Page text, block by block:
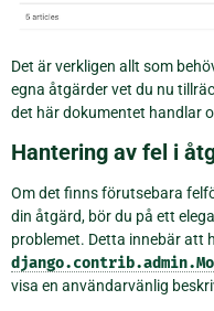
Det är verkligen allt som
egna åtgärder vet du nu
det här dokumentet handlar
Hantering av fel i
Om det finns förutsebara
din åtgärd, bör du på ett
problemet. Detta innebär att
visa en användarvänlig